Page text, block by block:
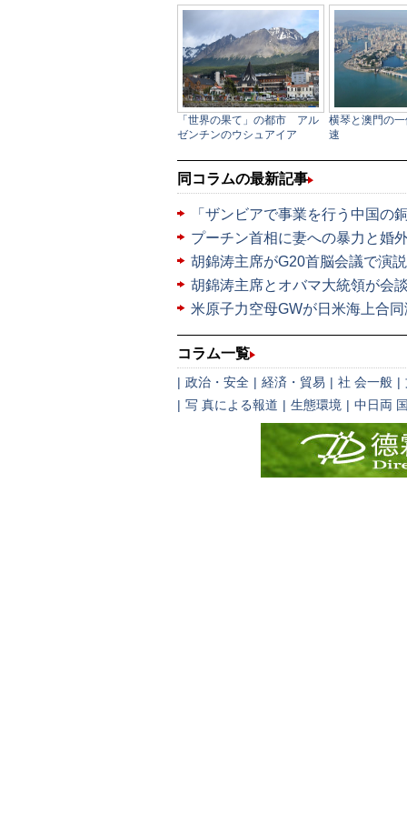
同コラムの最新記事
「ザンビアで事業を行う中国の
プーチン首相に妻への暴力と婚
胡錦涛主席がG20首脳会議で演説
胡錦涛主席とオバマ大統領が会
米原子力空母GWが日米海上合
コラム一覧
| 政治・安全 | 経済・貿易 | 社 会一般 |
| 写 真による報道 | 生態環境 | 中日両